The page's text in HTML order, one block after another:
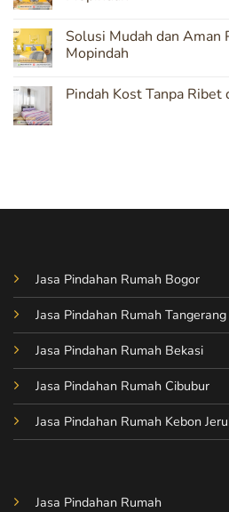
dengan
Layanan
Mopindah
on
Jasa
Pindahan
dan
Solusi Mudah dan Aman
Mopindah
on
Pindah Kost Tanpa Ribet
Jasa Pindahan Rumah Bogor
Jasa Pindahan Rumah
Jasa Pindahan Rumah Bekasi
Jasa Pindahan Rumah Cibubur
Jasa Pindahan Rumah Kebon
Jasa Pindahan Rumah